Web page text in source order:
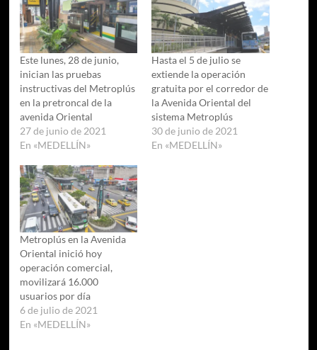
Este lunes, 28 de junio,
inician las pruebas
instructivas del Metroplús
en la pretroncal de la
avenida Oriental
27 de junio de 2021
En «MEDELLÍN»
Hasta el 5 de julio se
extiende la operación
gratuita por el corredor de
la Avenida Oriental del
sistema Metroplús
30 de junio de 2021
En «MEDELLÍN»
Metroplús en la Avenida
Oriental inició hoy
operación comercial,
movilizará 16.000
usuarios por día
6 de julio de 2021
En «MEDELLÍN»